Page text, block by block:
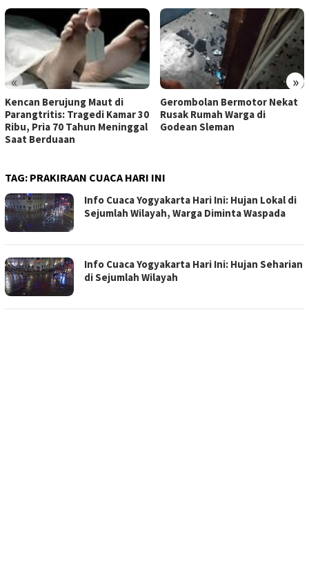
« »
Kencan Berujung Maut di
Parangtritis: Tragedi Kamar 30
Ribu, Pria 70 Tahun Meninggal
Saat Berduaan
Gerombolan Bermotor Nekat
Rusak Rumah Warga di
Godean Sleman
TAG: PRAKIRAAN CUACA HARI INI
Info Cuaca Yogyakarta Hari Ini: Hujan Lokal di
Sejumlah Wilayah, Warga Diminta Waspada
Info Cuaca Yogyakarta Hari Ini: Hujan Seharian
di Sejumlah Wilayah